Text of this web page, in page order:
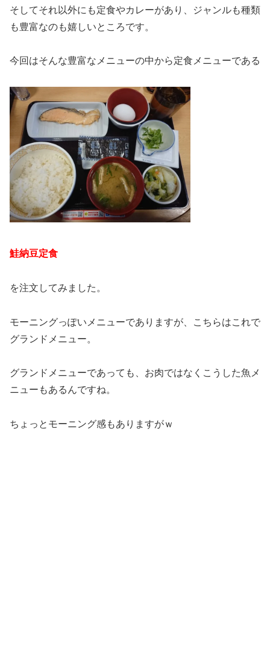
そしてそれ以外にも定食やカレーがあり、ジャンルも種類
も豊富なのも嬉しいところです。
今回はそんな豊富なメニューの中から定食メニューである
鮭納豆定食
を注文してみました。
モーニングっぽいメニューでありますが、こちらはこれで
グランドメニュー。
グランドメニューであっても、お肉ではなくこうした魚メ
ニューもあるんですね。
ちょっとモーニング感もありますがｗ